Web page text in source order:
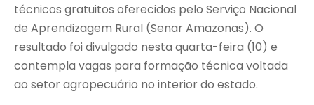
técnicos gratuitos oferecidos pelo Serviço Nacional
de Aprendizagem Rural (Senar Amazonas). O
resultado foi divulgado nesta quarta-feira (10) e
contempla vagas para formação técnica voltada
ao setor agropecuário no interior do estado.